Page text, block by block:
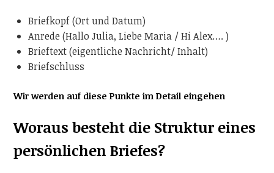
Briefkopf (Ort und Datum)
Anrede (Hallo Julia, Liebe Maria / Hi Alex…. )
Brieftext (eigentliche Nachricht/ Inhalt)
Briefschluss
Wir werden auf diese Punkte im Detail eingehen
Woraus besteht die Struktur eines
persönlichen Briefes?